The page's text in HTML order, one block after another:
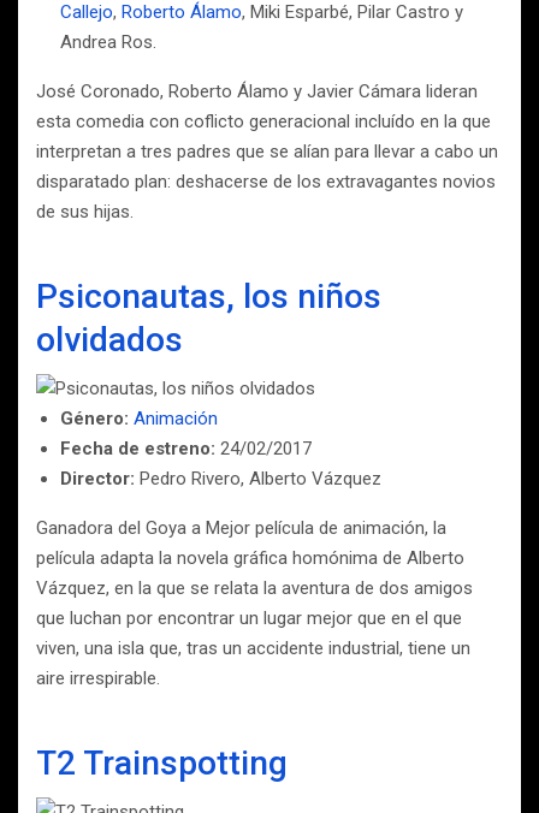
Callejo, Roberto Álamo, Miki Esparbé, Pilar Castro y
Andrea Ros.
José Coronado, Roberto Álamo y Javier Cámara lideran
esta comedia con coflicto generacional incluído en la que
interpretan a tres padres que se alían para llevar a cabo un
disparatado plan: deshacerse de los extravagantes novios
de sus hijas.
Psiconautas, los niños
olvidados
Género: Animación
Fecha de estreno: 24/02/2017
Director: Pedro Rivero, Alberto Vázquez
Ganadora del Goya a Mejor película de animación, la
película adapta la novela gráfica homónima de Alberto
Vázquez, en la que se relata la aventura de dos amigos
que luchan por encontrar un lugar mejor que en el que
viven, una isla que, tras un accidente industrial, tiene un
aire irrespirable.
T2 Trainspotting